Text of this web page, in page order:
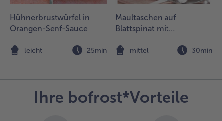
mit
Hühnerbrustwürfel in
Orangen-Senf-Sauce
leicht 25min
Maultaschen auf
Blattspinat mit
überbacken
mittel 30min
Ihre bofrost*Vorteile